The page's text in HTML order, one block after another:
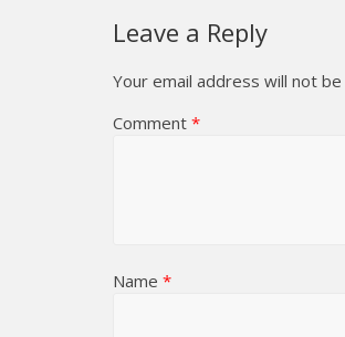
Leave a Reply
Your email address will not be
Comment *
Name *